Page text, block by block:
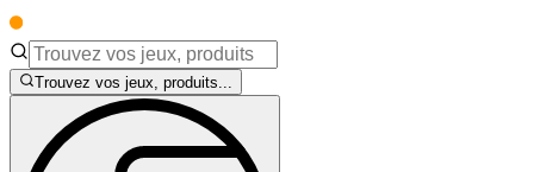
Trouvez vos jeux, produits...